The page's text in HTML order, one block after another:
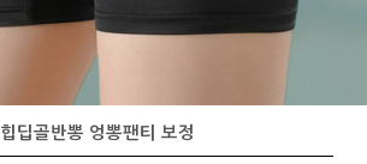
힙딥골반뽕 엉뽕팬티 보정